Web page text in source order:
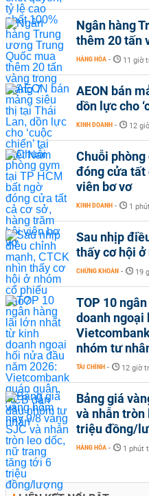
Ngân hàng
thêm 20 tấn
HÀNG HÓA - 11 giờ
AEON bán
dồn lực cho
KINH DOANH - 12
Chuỗi
đóng cửa tất
viên bơ vơ
KINH DOANH - 1
Sau nhịp
thấy cơ hội
CHỨNG KHOÁN - 19
TOP 10
doanh ngoại
nhóm tư
TÀI CHÍNH - 12 giờ
Bảng giá
và nhẫn tròn
triệu đồng/
HÀNG HÓA - 1 phút